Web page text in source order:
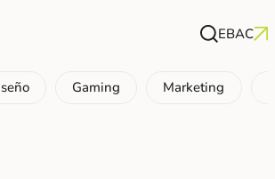
Gaming Marketing
EBAC